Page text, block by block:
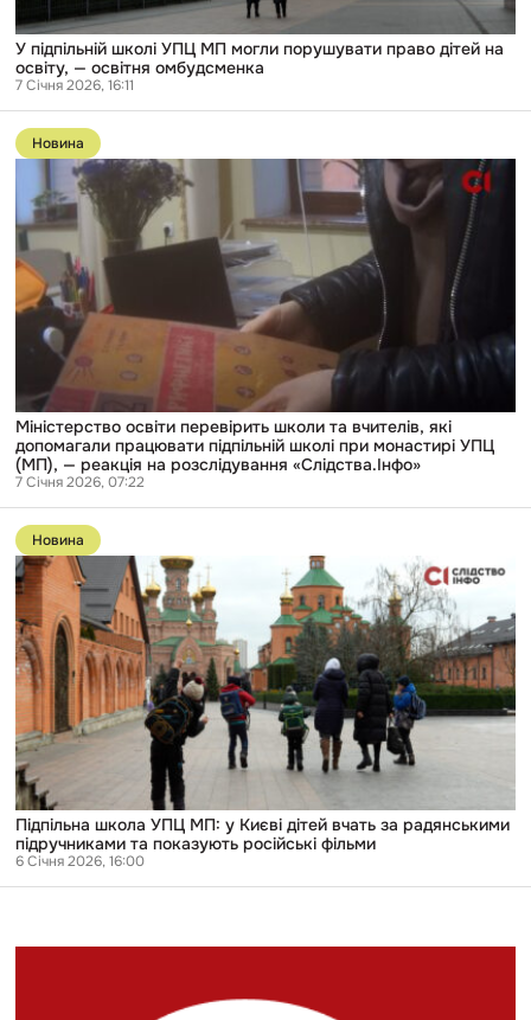
омбудсменка
У підпільній школі УПЦ МП могли порушувати право дітей на
освіту, — освітня омбудсменка
7 Січня 2026, 16:11
Перейти
до
публікації
Міністерство
освіти
перевірить
школи
та
вчителів,
допомагали
працювати
підпільній
монастирі
УПЦ
(МП),
реакція
розслідування
«Слідства.Інфо»
Новина
Міністерство освіти перевірить школи та вчителів, які
допомагали працювати підпільній школі при монастирі УПЦ
(МП), — реакція на розслідування «Слідства.Інфо»
7 Січня 2026, 07:22
Перейти
до
публікації
Підпільна
школа
УПЦ
МП:
Києві
дітей
вчать
за
радянськими
підручниками
та
показують
російські
фільми
Новина
Підпільна школа УПЦ МП: у Києві дітей вчать за радянськими
підручниками та показують російські фільми
6 Січня 2026, 16:00